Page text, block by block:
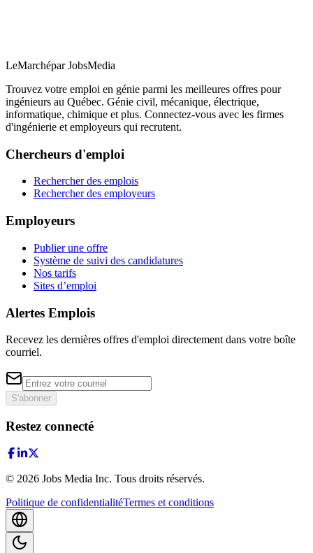
LeMarchépar JobsMedia
Trouvez votre emploi en génie parmi les meilleures offres pour
ingénieurs au Québec. Génie civil, mécanique, électrique,
informatique, chimique et plus. Connectez-vous avec les firmes
d'ingénierie et employeurs qui recrutent.
Chercheurs d'emploi
Rechercher des emplois
Rechercher des employeurs
Employeurs
Publier une offre
Système de suivi des candidatures
Nos tarifs
Sites d’emploi
Alertes Emplois
Recevez les dernières offres d'emploi directement dans votre boîte
courriel.
S'abonner
Restez connecté
© 2026 Jobs Media Inc. Tous droits réservés.
Politique de confidentialitéTermes et conditions